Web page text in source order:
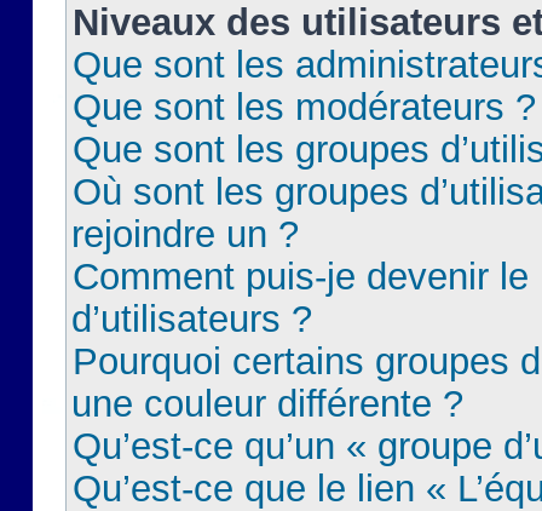
Niveaux des utilisateurs
Que sont les
Que sont les modérateurs ?
Que sont les groupes
Où sont les groupes
rejoindre un ?
Comment puis-je devenir le
d’utilisateurs ?
Pourquoi certains groupes
une couleur différente ?
Qu’est-ce qu’un « groupe
Qu’est-ce que le lien «